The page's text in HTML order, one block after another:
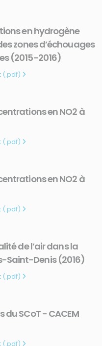
en hydrogène
zones d’échouages
(2015-2016)
(.pdf)
en NO2 à
(.pdf)
en NO2 à
(.pdf)
de l’air dans la
Saint-Denis (2016)
(.pdf)
SCoT - CACEM
(.pdf)